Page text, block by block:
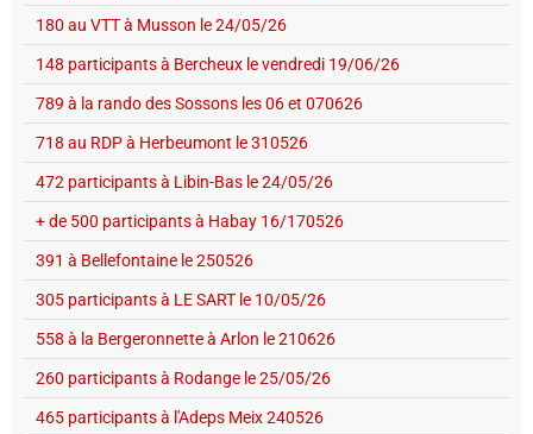
180 au VTT à Musson le 24/05/26
148 participants à Bercheux le vendredi 19/06/26
789 à la rando des Sossons les 06 et 070626
718 au RDP à Herbeumont le 310526
472 participants à Libin-Bas le 24/05/26
+ de 500 participants à Habay 16/170526
391 à Bellefontaine le 250526
305 participants à LE SART le 10/05/26
558 à la Bergeronnette à Arlon le 210626
260 participants à Rodange le 25/05/26
465 participants à l'Adeps Meix 240526